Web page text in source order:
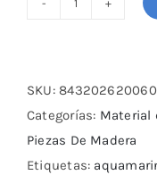
lastradas
Stauton
4
cantidad
SKU:
Categorías: Material
Piezas De Madera
Etiquetas: